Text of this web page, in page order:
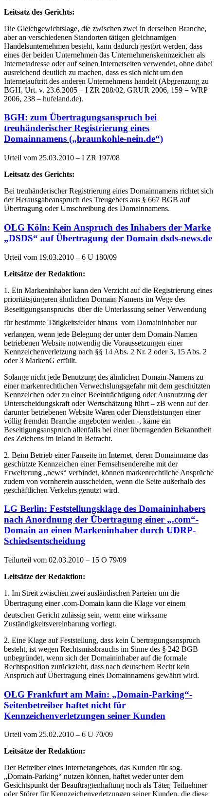
Leitsatz des Gerichts:
Die Gleichgewichtslage, die zwischen zwei in derselben Branche,
aber an verschiedenen Standorten tätigen gleichnamigen
Handelsunternehmen besteht, kann dadurch gestört werden, dass
eines der beiden Unternehmen das Unternehmenskennzeichen als
Internetadresse oder auf seinen Internetseiten verwendet, ohne dabei
ausreichend deutlich zu machen, dass es sich nicht um den
Internetauftritt des anderen Unternehmens handelt (Abgrenzung zu
BGH, Urt. v. 23.6.2005 – I ZR 288/02, GRUR 2006, 159 = WRP
2006, 238 – hufeland.de).
BGH: zum Übertragungsanspruch bei
treuhänderischer Registrierung eines
Domainnamens („braunkohle-nein.de“)
Urteil vom 25.03.2010 – I ZR 197/08
Leitsatz des Gerichts:
Bei treuhänderischer Registrierung eines Domainnamens richtet sich
der Herausgabeanspruch des Treugebers aus § 667 BGB auf
Übertragung oder Umschreibung des Domainnamens.
OLG Köln: Kein Anspruch des Inhabers der Marke
„DSDS“ auf Übertragung der Domain dsds-news.de
Urteil vom 19.03.2010 – 6 U 180/09
Leitsätze der Redaktion:
1. Ein Markeninhaber kann den Verzicht auf die Registrierung eines
prioritätsjüngeren ähnlichen Domain-Namens im Wege des
Beseitigungsanspruchs  über die Unterlassung seiner Verwendung
für bestimmte Tätigkeitsfelder hinaus  vom Domaininhaber nur
verlangen, wenn jede Belegung der unter dem Domain-Namen
betriebenen Website notwendig die Voraussetzungen einer
Kennzeichenverletzung nach §§ 14 Abs. 2 Nr. 2 oder 3, 15 Abs. 2
oder 3 MarkenG erfüllt.
Solange nicht jede Benutzung des ähnlichen Domain-Namens zu
einer markenrechtlichen Verwechslungsgefahr mit dem geschützten
Kennzeichen oder zu einer Beeinträchtigung oder Ausnutzung der
Unterscheidungskraft oder Wertschätzung führt – zB wenn auf der
darunter betriebenen Website Waren oder Dienstleistungen einer
völlig fremden Branche angeboten werden -, käme ein
Beseitigungsanspruch allenfalls bei einer überragenden Bekanntheit
des Zeichens im Inland in Betracht.
2. Beim Betrieb einer Fanseite im Internet, deren Domainname das
geschützte Kennzeichen einer Fernsehsendereihe mit der
Erweiterung „news“ verbindet, können markenrechtliche Ansprüche
zudem von vornherein ausscheiden, wenn die Seite außerhalb des
geschäftlichen Verkehrs genutzt wird.
LG Berlin: Feststellungsklage des Domaininhabers
nach Anordnung der Übertragung einer „.com“-
Domain an einen Markeninhaber durch UDRP-
Schiedsentscheidung
Teilurteil vom 02.03.2010 – 15 O 79/09
Leitsätze der Redaktion:
1. Im Streit zwischen zwei ausländischen Parteien um die
Übertragung einer .com-Domain kann die Klage vor einem
deutschen Gericht zulässig sein, wenn eine wirksame
Zuständigkeitsvereinbarung vorliegt.
2. Eine Klage auf Feststellung, dass kein Übertragungsanspruch
besteht, ist wegen Rechtsmissbrauchs im Sinne des § 242 BGB
unbegründet, wenn sich der Domaininhaber auf die formale
Rechtsposition zurückzieht, dass nach deutschem Recht kein
Anspruch auf Übertragung eines Domainnamens gewährt wird.
OLG Frankfurt am Main: „Domain-Parking“-
Seitenbetreiber haftet nicht für
Kennzeichenverletzungen seiner Kunden
Urteil vom 25.02.2010 – 6 U 70/09
Leitsätze der Redaktion:
Der Betreiber eines Internetangebots, das Kunden für sog.
„Domain-Parking“ nutzen können, haftet weder unter dem
Gesichtspunkt der Beauftragtenhaftung noch als Täter, Teilnehmer
oder Störer für Kennzeichenverletzungen seiner Kunden, die diese